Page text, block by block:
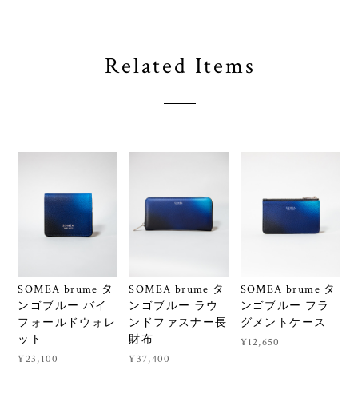
Related Items
SOMEA brume タ
ンゴブルー バイ
フォールドウォレ
ット
¥23,100
SOMEA brume タ
ンゴブルー ラウ
ンドファスナー長
財布
¥37,400
SOMEA brume タ
ンゴブルー フラ
グメントケース
¥12,650